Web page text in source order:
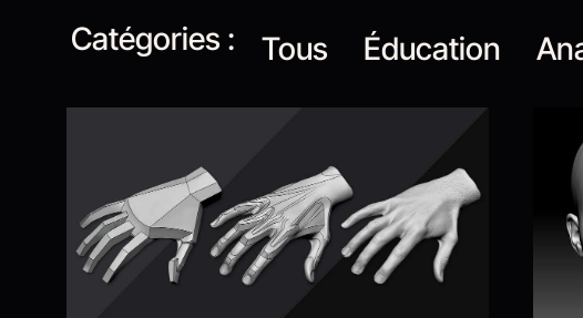
Catégories : Tous Éducation